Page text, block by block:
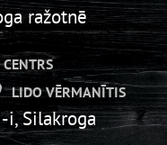
ražotnē
LIDO VĒRMANĪTIS
i, Silakroga